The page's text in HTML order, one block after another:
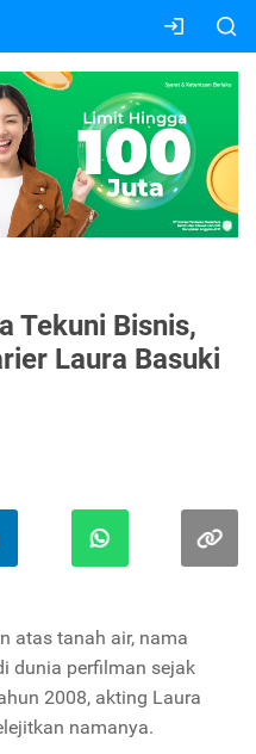
Tekuni Bisnis,
Laura Basuki
atas tanah air, nama
dunia perfilman sejak
2008, akting Laura
namanya.